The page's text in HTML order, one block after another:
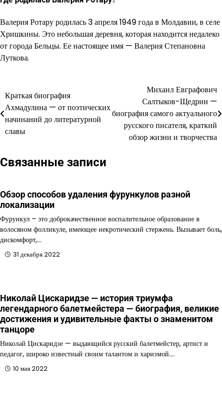
Валерия Ротару родилась 3 апреля 1949 года в Молдавии, в селе
Хришкины. Это небольшая деревня, которая находится недалеко
от города Бельцы. Ее настоящее имя — Валерия Степановна
Луткова.
Навигация
по
записям
Краткая биография
Ахмадулина — от поэтических
начинаний до литературной
славы
Михаил Евграфович
Салтыков-Щедрин —
биография самого актуального
русского писателя, краткий
обзор жизни и творчества
Связанные записи
Обзор способов удаления фурункулов разной
локализации
Фурункул – это доброкачественное воспалительное образование в
волосяном фолликуле, имеющее некротический стержень. Вызывает боль,
дискомфорт,…
31 декабря 2022
Николай Цискаридзе — история триумфа
легендарного балетмейстера — биография, великие
достижения и удивительные факты о знаменитом
танцоре
Николай Цискаридзе — выдающийся русский балетмейстер, артист и
педагог, широко известный своим талантом и харизмой.…
10 мая 2022